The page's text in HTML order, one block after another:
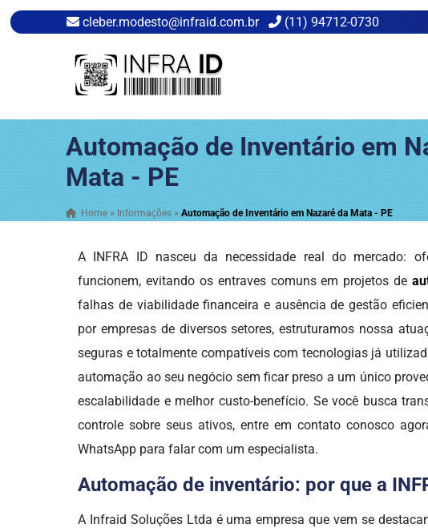
cleber.modesto@infraid.com.br (11) 94712-0730
Automação de Inventário em
Mata - PE
Home » Informações »Automação de Inventário em Nazaré da Mata - PE
A INFRA ID nasceu da necessidade real do mercado:
funcionem, evitando os entraves comuns em projetos de
falhas de viabilidade financeira e ausência de gestão
por empresas de diversos setores, estruturamos nossa
seguras e totalmente compatíveis com tecnologias já
automação ao seu negócio sem ficar preso a um único
escalabilidade e melhor custo-benefício. Se você busca
controle sobre seus ativos, entre em contato conosco
WhatsApp para falar com um especialista.
Automação de inventário: por que a
A Infraid Soluções Ltda é uma empresa que vem se